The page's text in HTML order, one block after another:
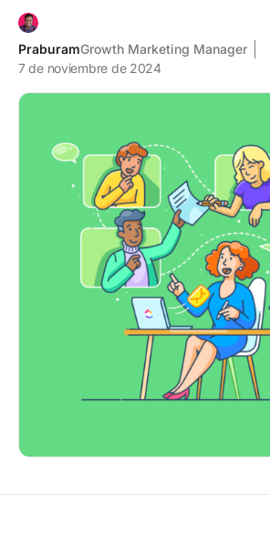
PraburamGrowth Marketing Manager
7 de noviembre de 2024